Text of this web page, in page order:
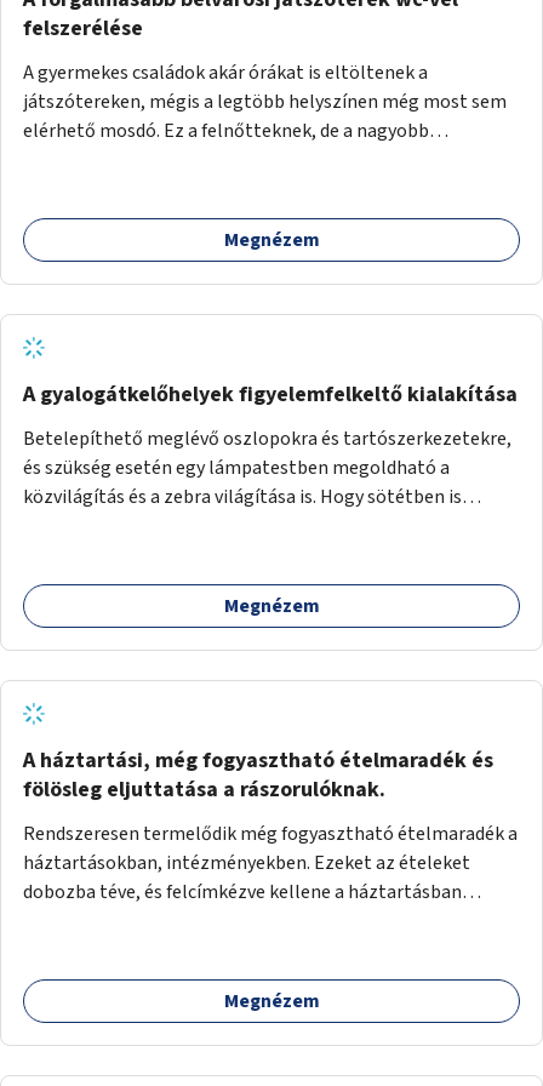
felszerélése
A gyermekes családok akár órákat is eltöltenek a
játszótereken, mégis a legtöbb helyszínen még most sem
elérhető mosdó. Ez a felnőtteknek, de a nagyobb
Megnézem
A gyalogátkelőhelyek figyelemfelkeltő kialakítása
Betelepíthető meglévő oszlopokra és tartószerkezetekre,
és szükség esetén egy lámpatestben megoldható a
közvilágítás és a zebra világítása is. Hogy sötétben is
Megnézem
A háztartási, még fogyasztható ételmaradék és
fölösleg eljuttatása a rászorulóknak.
Rendszeresen termelődik még fogyasztható ételmaradék a
háztartásokban, intézményekben. Ezeket az ételeket
dobozba téve, és felcímkézve kellene a háztartásban
kihelyezés pontos ideje. (A szekrények belső elrendezését,
rekeszeit, beosztását nem tudom, hogy itt kell-e leírni.)
Megnézem